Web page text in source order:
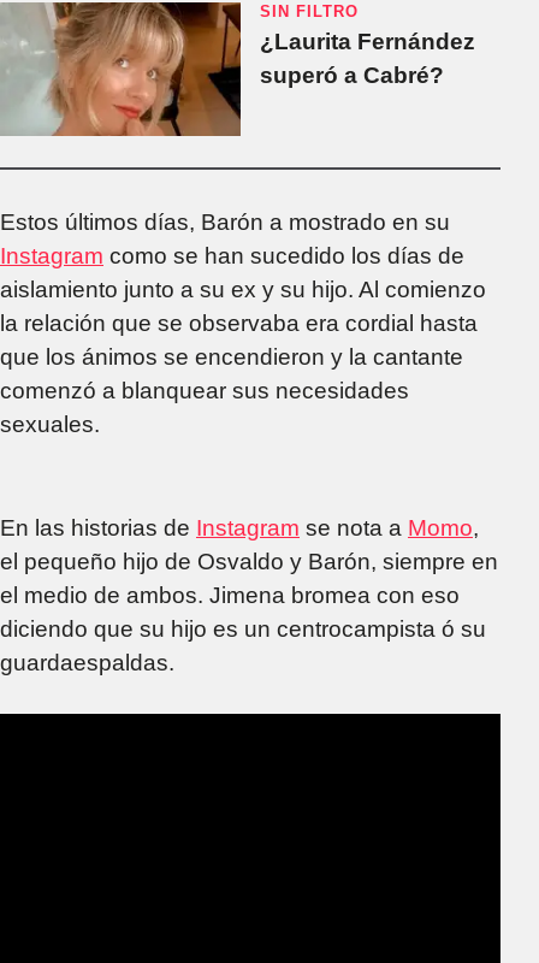
SIN FILTRO
¿Laurita Fernández
superó a Cabré?
Estos últimos días, Barón a mostrado en su
Instagram como se han sucedido los días de
aislamiento junto a su ex y su hijo. Al comienzo
la relación que se observaba era cordial hasta
que los ánimos se encendieron y la cantante
comenzó a blanquear sus necesidades
sexuales.
En las historias de Instagram se nota a Momo,
el pequeño hijo de Osvaldo y Barón, siempre en
el medio de ambos. Jimena bromea con eso
diciendo que su hijo es un centrocampista ó su
guardaespaldas.